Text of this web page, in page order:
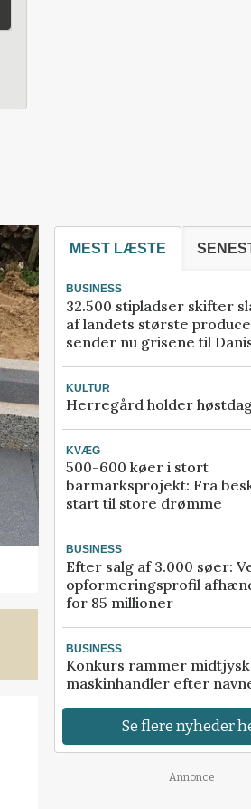
MEST LÆSTE
BUSINESS
32.500 stipladser skifter
af landets største
sender nu grisene til
KULTUR
Herregård holder
KVÆG
500-600 køer i stort
barmarksprojekt: Fra
start til store drømme
BUSINESS
Efter salg af 3.000 søer:
opformeringsprofil
for 85 millioner
BUSINESS
Konkurs rammer midtjysk
maskinhandler efter
Se flere nyheder
Annonce